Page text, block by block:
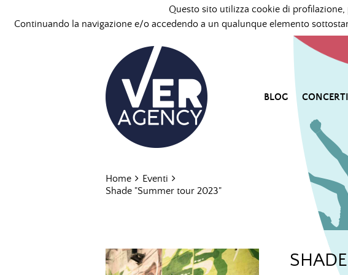
Questo sito utilizza cookie di
Continuando la navigazione e/o accedendo a un qualunque elemento
BLOG CONCERTI
Home
Eventi
Shade "Summer tour 2023"